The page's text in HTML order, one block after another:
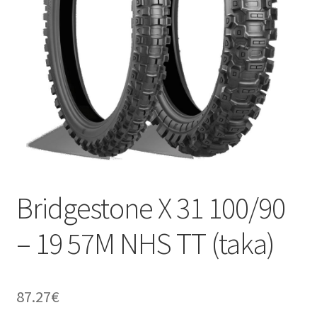
Bridgestone X 31 100/90
– 19 57M NHS TT (taka)
87.27€